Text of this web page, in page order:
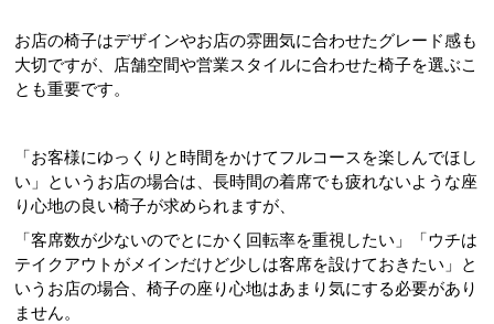
お店の椅子はデザインやお店の雰囲気に合わせたグレード感も
大切ですが、店舗空間や営業スタイルに合わせた椅子を選ぶこ
とも重要です。
「お客様にゆっくりと時間をかけてフルコースを楽しんでほし
い」というお店の場合は、長時間の着席でも疲れないような座
り心地の良い椅子が求められますが、
「客席数が少ないのでとにかく回転率を重視したい」「ウチは
テイクアウトがメインだけど少しは客席を設けておきたい」と
いうお店の場合、椅子の座り心地はあまり気にする必要があり
ません。